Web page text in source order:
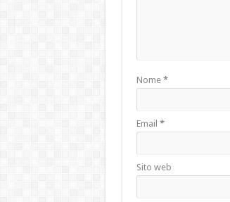
Nome *
Email *
Sito web